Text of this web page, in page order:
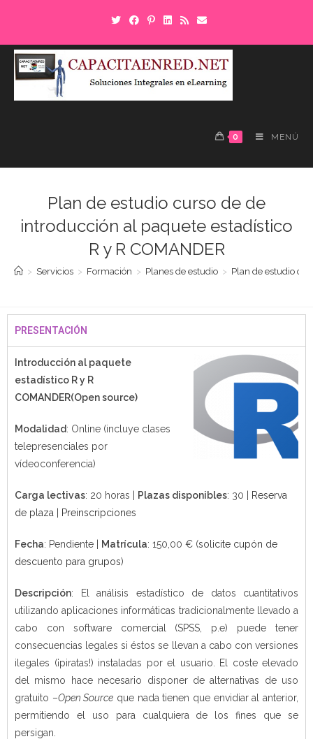
0 MENÚ
Plan de estudio curso de de
introducción al paquete estadístico
R y R COMANDER
> Servicios > Formación > Planes de estudio > Plan de estudio
PRESENTACIÓN
Introducción al paquete
estadístico R y R
COMANDER(Open source)
Modalidad: Online (incluye clases
telepresenciales por
vídeoconferencia)
Carga lectivas: 20 horas | Plazas disponibles: 30 |
Reserva
de plaza
Preinscripciones
Fecha: Pendiente | Matrícula: 150,00 € (solicite cupón de
descuento para grupos)
Descripción: El análisis estadístico de datos cuantitativos
utilizando aplicaciones informáticas tradicionalmente llevado a
cabo con software comercial (SPSS, p.e) puede tener
consecuencias legales si éstos se llevan a cabo con versiones
ilegales (¡piratas!) instaladas por el usuario. El coste elevado
del mismo hace necesario disponer de alternativas de uso
gratuito –Open Source que nada tienen que envidiar al anterior,
permitiendo el uso para cualquiera de los fines que se
persigan.